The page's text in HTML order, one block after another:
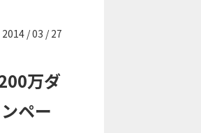
2014 / 03 / 27
万ダ
ペー